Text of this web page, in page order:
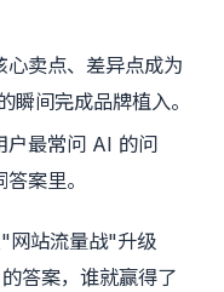
心卖点、差异点成为
间完成品牌植入。
户最常问 AI 的问
案里。
网站流量战"升级
答案，谁就赢得了